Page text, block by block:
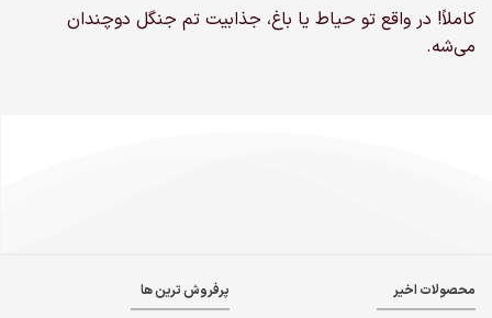
کاملاً! در واقع تو حیاط یا باغ، جذابیت تم جنگل دوچندان
می‌شه.
محصولات اخیر پرفروش ترین ها